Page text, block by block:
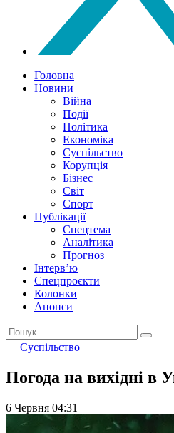
Головна
Новини
Війна
Події
Політика
Економіка
Суспільство
Корупція
Бізнес
Світ
Спорт
Публікації
Спецтема
Аналітика
Прогноз
Інтерв’ю
Спецпроєкти
Колонки
Анонси
Суспільство
Погода на вихідні в
6 Червня 04:31